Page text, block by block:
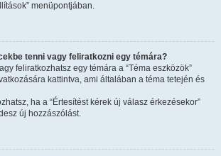
menüpontjában.
tenni vagy feliratkozni egy témára?
feliratkozhatsz egy témára a “Téma eszközök”
kattintva, ami általában a téma tetején és
ha a “Értesítést kérek új válasz érkezésekor”
új hozzászólást.